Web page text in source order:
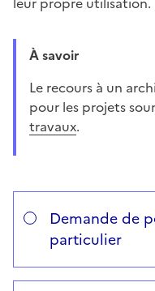
À savoir
Le recours à un architecte n'est jamais obligatoire
pour les projets
travaux.
Répondez aux
Vous avez choisi
Demande de
particulier